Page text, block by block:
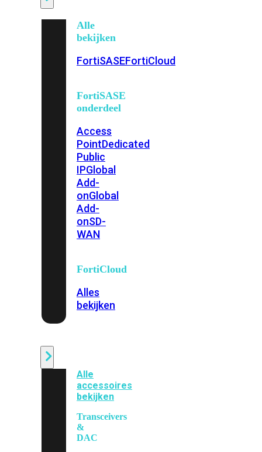
Alle
bekijken
FortiSASEFortiCloud
FortiSASE
onderdeel
Access
PointDedicated
Public
IPGlobal
Add-
onGlobal
Add-
onSD-
WAN
FortiCloud
Alles
bekijken
Alle
accessoires
bekijken
Transceivers
&
DAC